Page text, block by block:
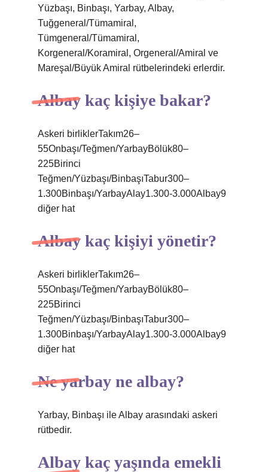
Yüzbaşı, Binbaşı, Yarbay, Albay,
Tuğgeneral/Tümamiral,
Tümgeneral/Tümamiral,
Korgeneral/Koramiral, Orgeneral/Amiral ve
Mareşal/Büyük Amiral rütbelerindeki erlerdir.
Albay kaç kişiye bakar?
Askeri birliklerTakım26–
55Onbaşı/Teğmen/YarbayBölük80–
225Birinci
Teğmen/Yüzbaşı/BinbaşıTabur300–
1.300Binbaşı/YarbayAlay1.300-3.000Albay9
diğer hat
Albay kaç kişiyi yönetir?
Askeri birliklerTakım26–
55Onbaşı/Teğmen/YarbayBölük80–
225Birinci
Teğmen/Yüzbaşı/BinbaşıTabur300–
1.300Binbaşı/YarbayAlay1.300-3.000Albay9
diğer hat
Ne yarbay ne albay?
Yarbay, Binbaşı ile Albay arasındaki askeri
rütbedir.
Albay kaç yaşında emekli